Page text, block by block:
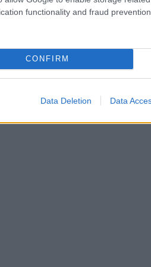
functionality and fraud
CONFIRM
Data Deletion Data